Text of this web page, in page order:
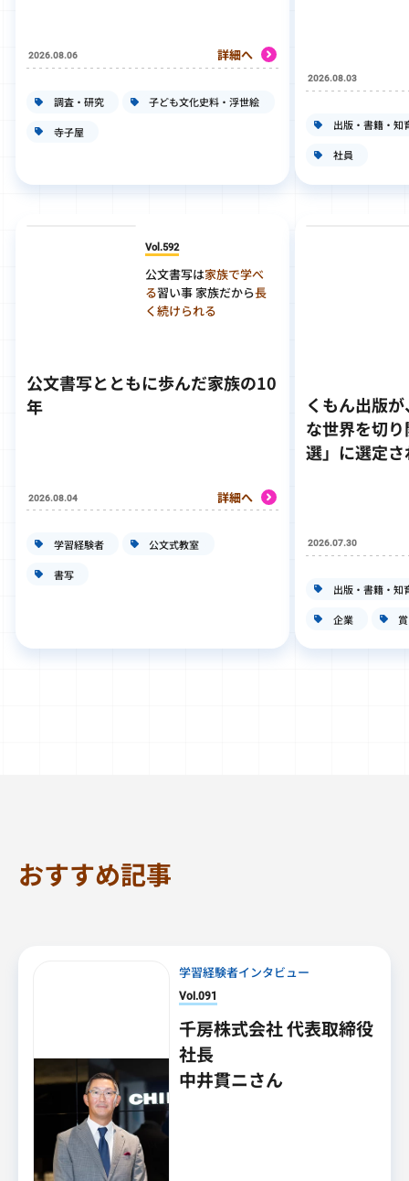
2026.08.06 詳細へ
調査・研究 子ども文化史料・浮世絵
寺子屋
Vol.592
公文書写は家族で学べ
る習い事 家族だから長
く続けられる
公文書写とともに歩んだ家族の10
年
2026.08.04 詳細へ
学習経験者 公文式教室
書写
2026.08.03
出版・書籍・知
社員
くもん出版
な世界を切
選」に選定
2026.07.30
出版・書籍・知
企業 賞
おすすめ記事
学習経験者インタビュー
Vol.091
千房株式会社 代表取締役
社長
中井貫ニさん